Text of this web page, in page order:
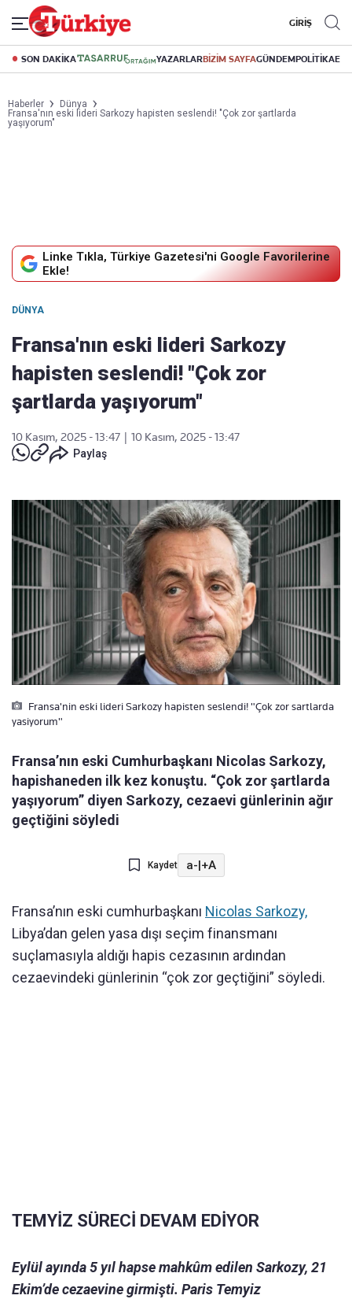
GİRİŞ
SON DAKİKA YAZARLARBİZİM SAYFAGÜNDEMPOLİTİKA
Haberler
Dünya
Fransa'nın eski lideri Sarkozy hapisten seslendi! "Çok zor şartlarda
yaşıyorum"
Linke Tıkla, Türkiye Gazetesi'ni Google Favorilerine
Ekle!
DÜNYA
Fransa'nın eski lideri Sarkozy
hapisten seslendi! "Çok zor
şartlarda yaşıyorum"
10 Kasım, 2025 - 13:47
10 Kasım, 2025 - 13:47
Paylaş
Fransa'nin eski lideri Sarkozy hapisten seslendi! "Çok zor sartlarda
yasiyorum"
Fransa’nın eski Cumhurbaşkanı Nicolas Sarkozy,
hapishaneden ilk kez konuştu. “Çok zor şartlarda
yaşıyorum” diyen Sarkozy, cezaevi günlerinin ağır
geçtiğini söyledi
Kaydet a-|+A
Fransa’nın eski cumhurbaşkanı Nicolas Sarkozy,
Libya’dan gelen yasa dışı seçim finansmanı
suçlamasıyla aldığı hapis cezasının ardından
cezaevindeki günlerinin “çok zor geçtiğini” söyledi.
TEMYİZ SÜRECİ DEVAM EDİYOR
Eylül ayında 5 yıl hapse mahkûm edilen Sarkozy, 21
Ekim’de cezaevine girmişti. Paris Temyiz